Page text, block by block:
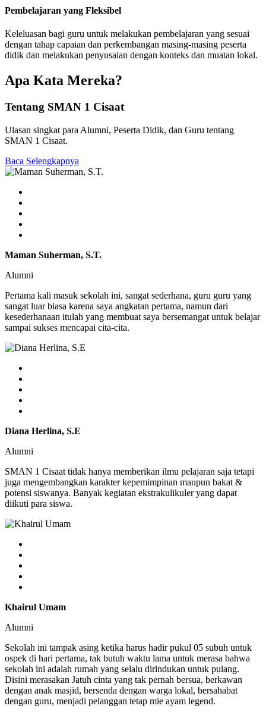
Pembelajaran yang Fleksibel
Keleluasan bagi guru untuk melakukan pembelajaran yang sesuai
dengan tahap capaian dan perkembangan masing-masing peserta
didik dan melakukan penyusaian dengan konteks dan muatan lokal.
Apa Kata Mereka?
Tentang SMAN 1 Cisaat
Ulasan singkat para Alumni, Peserta Didik, dan Guru tentang
SMAN 1 Cisaat.
Baca Selengkapnya
Maman Suherman, S.T.
Alumni
Pertama kali masuk sekolah ini, sangat sederhana, guru guru yang
sangat luar biasa karena saya angkatan pertama, namun dari
kesederhanaan itulah yang membuat saya bersemangat untuk belajar
sampai sukses mencapai cita-cita.
Diana Herlina, S.E
Alumni
SMAN 1 Cisaat tidak hanya memberikan ilmu pelajaran saja tetapi
juga mengembangkan karakter kepemimpinan maupun bakat &
potensi siswanya. Banyak kegiatan ekstrakulikuler yang dapat
diikuti para siswa.
Khairul Umam
Alumni
Sekolah ini tampak asing ketika harus hadir pukul 05 subuh untuk
ospek di hari pertama, tak butuh waktu lama untuk merasa bahwa
sekolah ini adalah rumah yang selalu dirindukan untuk pulang.
Disini merasakan Jatuh cinta yang tak pernah bersua, berkawan
dengan anak masjid, bersenda dengan warga lokal, bersahabat
dengan guru, menjadi pelanggan tetap mie ayam legend.